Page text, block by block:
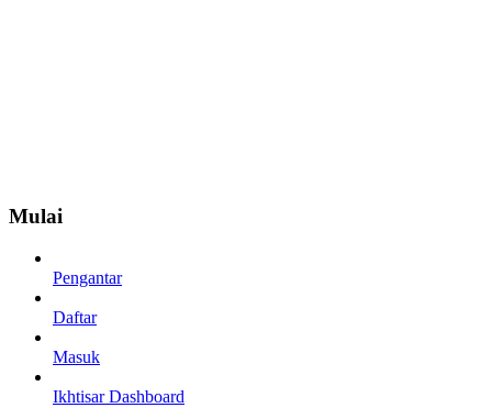
Mulai
Pengantar
Daftar
Masuk
Ikhtisar Dashboard